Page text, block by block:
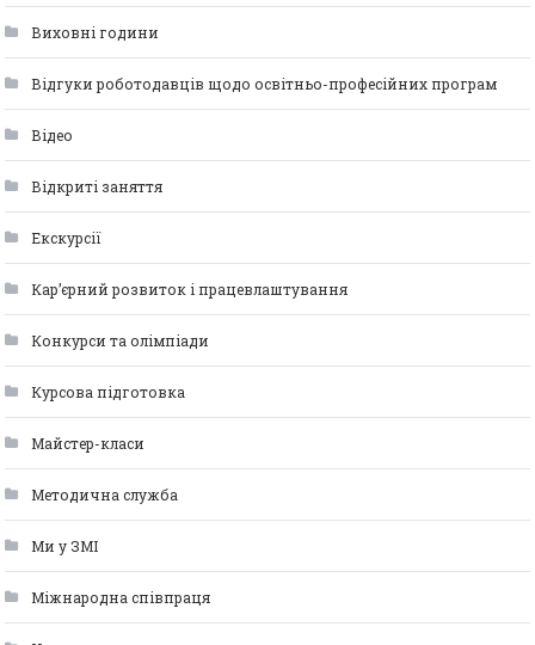
Виховні години
Відгуки роботодавців щодо освітньо-професійних програм
Відео
Відкриті заняття
Екскурсії
Кар’єрний розвиток і працевлаштування
Конкурси та олімпіади
Курсова підготовка
Майстер-класи
Методична служба
Ми у ЗМІ
Міжнародна співпраця